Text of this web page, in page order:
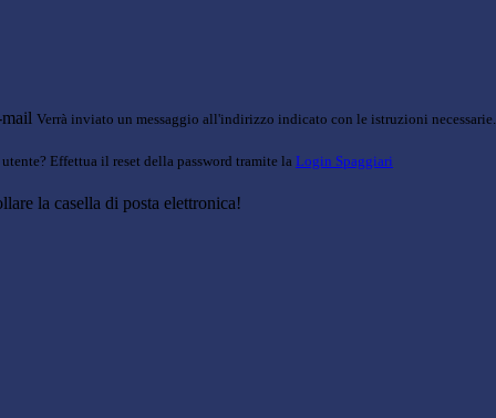
Verrà inviato un messaggio all'indirizzo indicato con le istruzioni necessarie.
Effettua il reset della password tramite la Login Spaggiari
la casella di posta elettronica!